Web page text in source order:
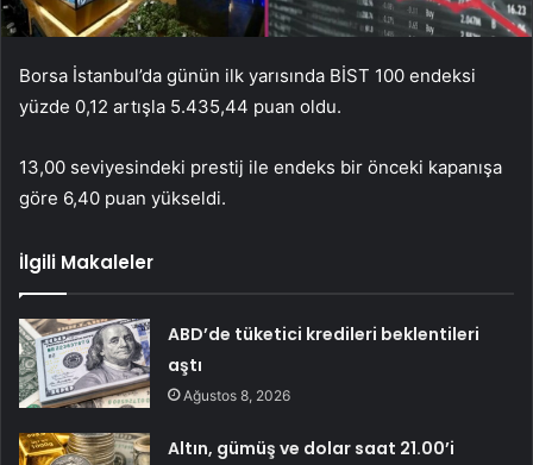
Borsa İstanbul’da günün ilk yarısında BİST 100 endeksi
yüzde 0,12 artışla 5.435,44 puan oldu.
13,00 seviyesindeki prestij ile endeks bir önceki kapanışa
göre 6,40 puan yükseldi.
İlgili Makaleler
ABD’de tüketici kredileri beklentileri
aştı
Ağustos 8, 2026
Altın, gümüş ve dolar saat 21.00’i